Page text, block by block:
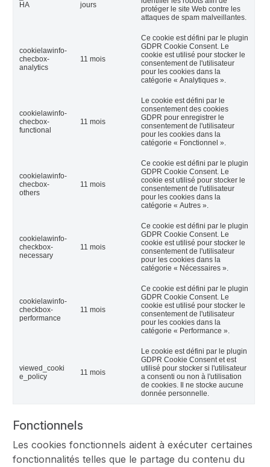
HA
jours
protéger le site Web contre les
attaques de spam malveillantes.
cookielawinfo-
checbox-
analytics
11 mois
Ce cookie est défini par le plugin
GDPR Cookie Consent. Le
cookie est utilisé pour stocker le
consentement de l'utilisateur
pour les cookies dans la
catégorie « Analytiques ».
cookielawinfo-
checbox-
functional
11 mois
Le cookie est défini par le
consentement des cookies
GDPR pour enregistrer le
consentement de l'utilisateur
pour les cookies dans la
catégorie « Fonctionnel ».
cookielawinfo-
checbox-
others
11 mois
Ce cookie est défini par le plugin
GDPR Cookie Consent. Le
cookie est utilisé pour stocker le
consentement de l'utilisateur
pour les cookies dans la
catégorie « Autres ».
cookielawinfo-
checkbox-
necessary
11 mois
Ce cookie est défini par le plugin
GDPR Cookie Consent. Le
cookie est utilisé pour stocker le
consentement de l'utilisateur
pour les cookies dans la
catégorie « Nécessaires ».
cookielawinfo-
checkbox-
performance
11 mois
Ce cookie est défini par le plugin
GDPR Cookie Consent. Le
cookie est utilisé pour stocker le
consentement de l'utilisateur
pour les cookies dans la
catégorie « Performance ».
viewed_cooki
e_policy
11 mois
Le cookie est défini par le plugin
GDPR Cookie Consent et est
utilisé pour stocker si l'utilisateur
a consenti ou non à l'utilisation
de cookies. Il ne stocke aucune
donnée personnelle.
Fonctionnels
Les cookies fonctionnels aident à exécuter certaines
fonctionnalités telles que le partage du contenu du